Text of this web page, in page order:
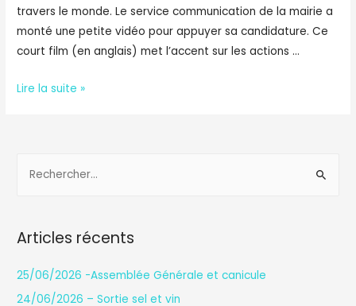
travers le monde. Le service communication de la mairie a
monté une petite vidéo pour appuyer sa candidature. Ce
court film (en anglais) met l’accent sur les actions …
Me.
Lire la suite »
r
c
Articles récents
25/06/2026 -Assemblée Générale et canicule
24/06/2026 – Sortie sel et vin